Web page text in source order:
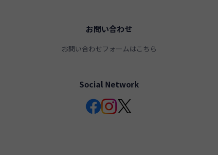
お問い合わせ
お問い合わせフォームはこちら
Social Network